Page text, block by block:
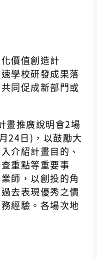
價值創造計
學校研發成果落
同促成新部門或
畫推廣說明會2場
24日)，以鼓勵大
介紹計畫目的、
重點等重要事
師，以創投的角
去表現優秀之價
經驗。各場次地